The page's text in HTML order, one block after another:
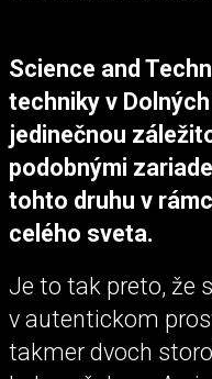
Science and
techniky v
jedinečnou
podobnými
tohto druhu v
celého sveta.
Je to tak preto, že
v autentickom
takmer dvoch